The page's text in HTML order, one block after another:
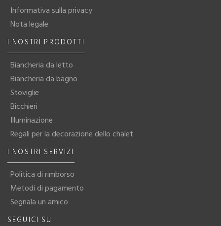
Informativa sulla privacy
Nota legale
I NOSTRI PRODOTTI
Biancheria da letto
Biancheria da bagno
Stoviglie
Bicchieri
Illuminazione
Regali per la decorazione dello chalet
I NOSTRI SERVIZI
Politica di rimborso
Metodi di pagamento
Segnala un amico
SEGUICI SU